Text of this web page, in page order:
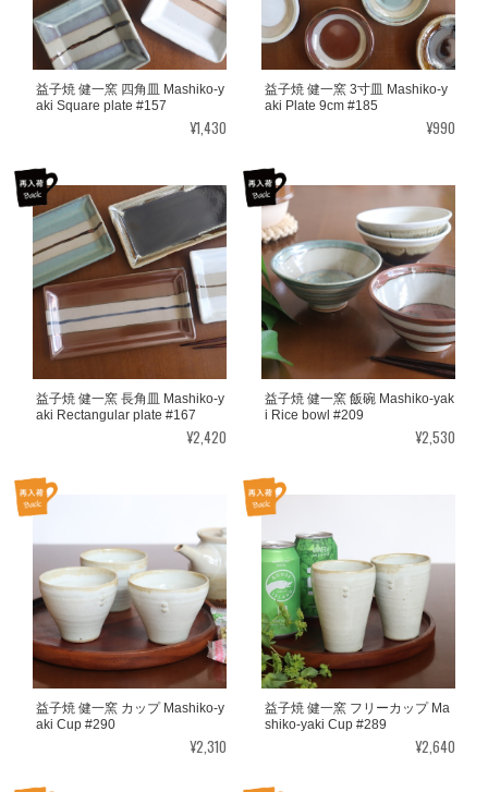
益子焼 健一窯 四角皿 Mashiko-y
aki Square plate #157
¥1,430
益子焼 健一窯 3寸皿 Mashiko-y
aki Plate 9cm #185
¥990
益子焼 健一窯 長角皿 Mashiko-y
aki Rectangular plate #167
¥2,420
益子焼 健一窯 飯碗 Mashiko-yak
i Rice bowl #209
¥2,530
益子焼 健一窯 カップ Mashiko-y
aki Cup #290
¥2,310
益子焼 健一窯 フリーカップ Ma
shiko-yaki Cup #289
¥2,640